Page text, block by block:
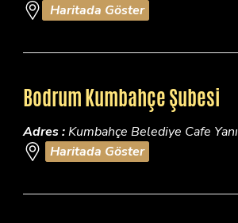
Haritada Göster
Bodrum Kumbahçe Şubesi
Adres :Kumbahçe Belediye Cafe Yanı
Haritada Göster